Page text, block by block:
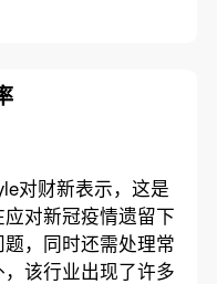
对财新表示，这是
对新冠疫情遗留下
，同时还需处理常
该行业出现了许多